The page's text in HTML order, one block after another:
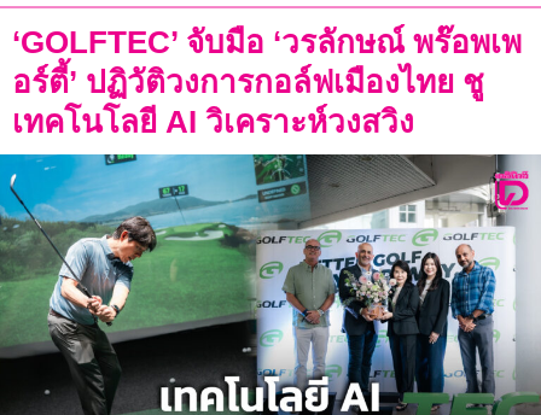
‘GOLFTEC’ จับมือ ‘วรลักษณ์ พร๊อพเพ
อร์ตี้’ ปฏิวัติวงการกอล์ฟเมืองไทย ชู
เทคโนโลยี AI วิเคราะห์วงสวิง